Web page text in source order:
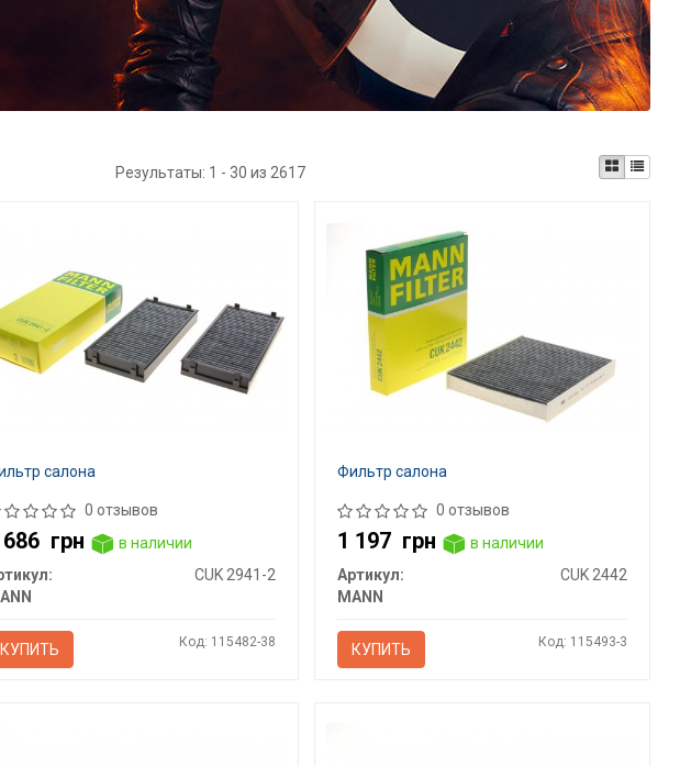
Результаты: 1 - 30 из 2617
салона
0 отзывов
грн
в наличии
CUK 2941-2
КУПИТЬ Код: 115482-38
Фильтр салона
0 отзывов
1 197 грн
в наличии
Артикул:
CUK 2442
MANN
КУПИТЬ Код: 115493-3